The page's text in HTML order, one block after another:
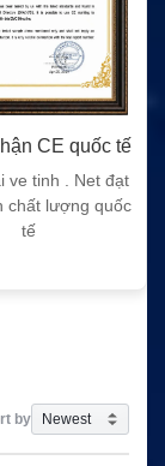
CE quốc tế
ve tinh . Net đạt
chất lượng quốc
tế
by